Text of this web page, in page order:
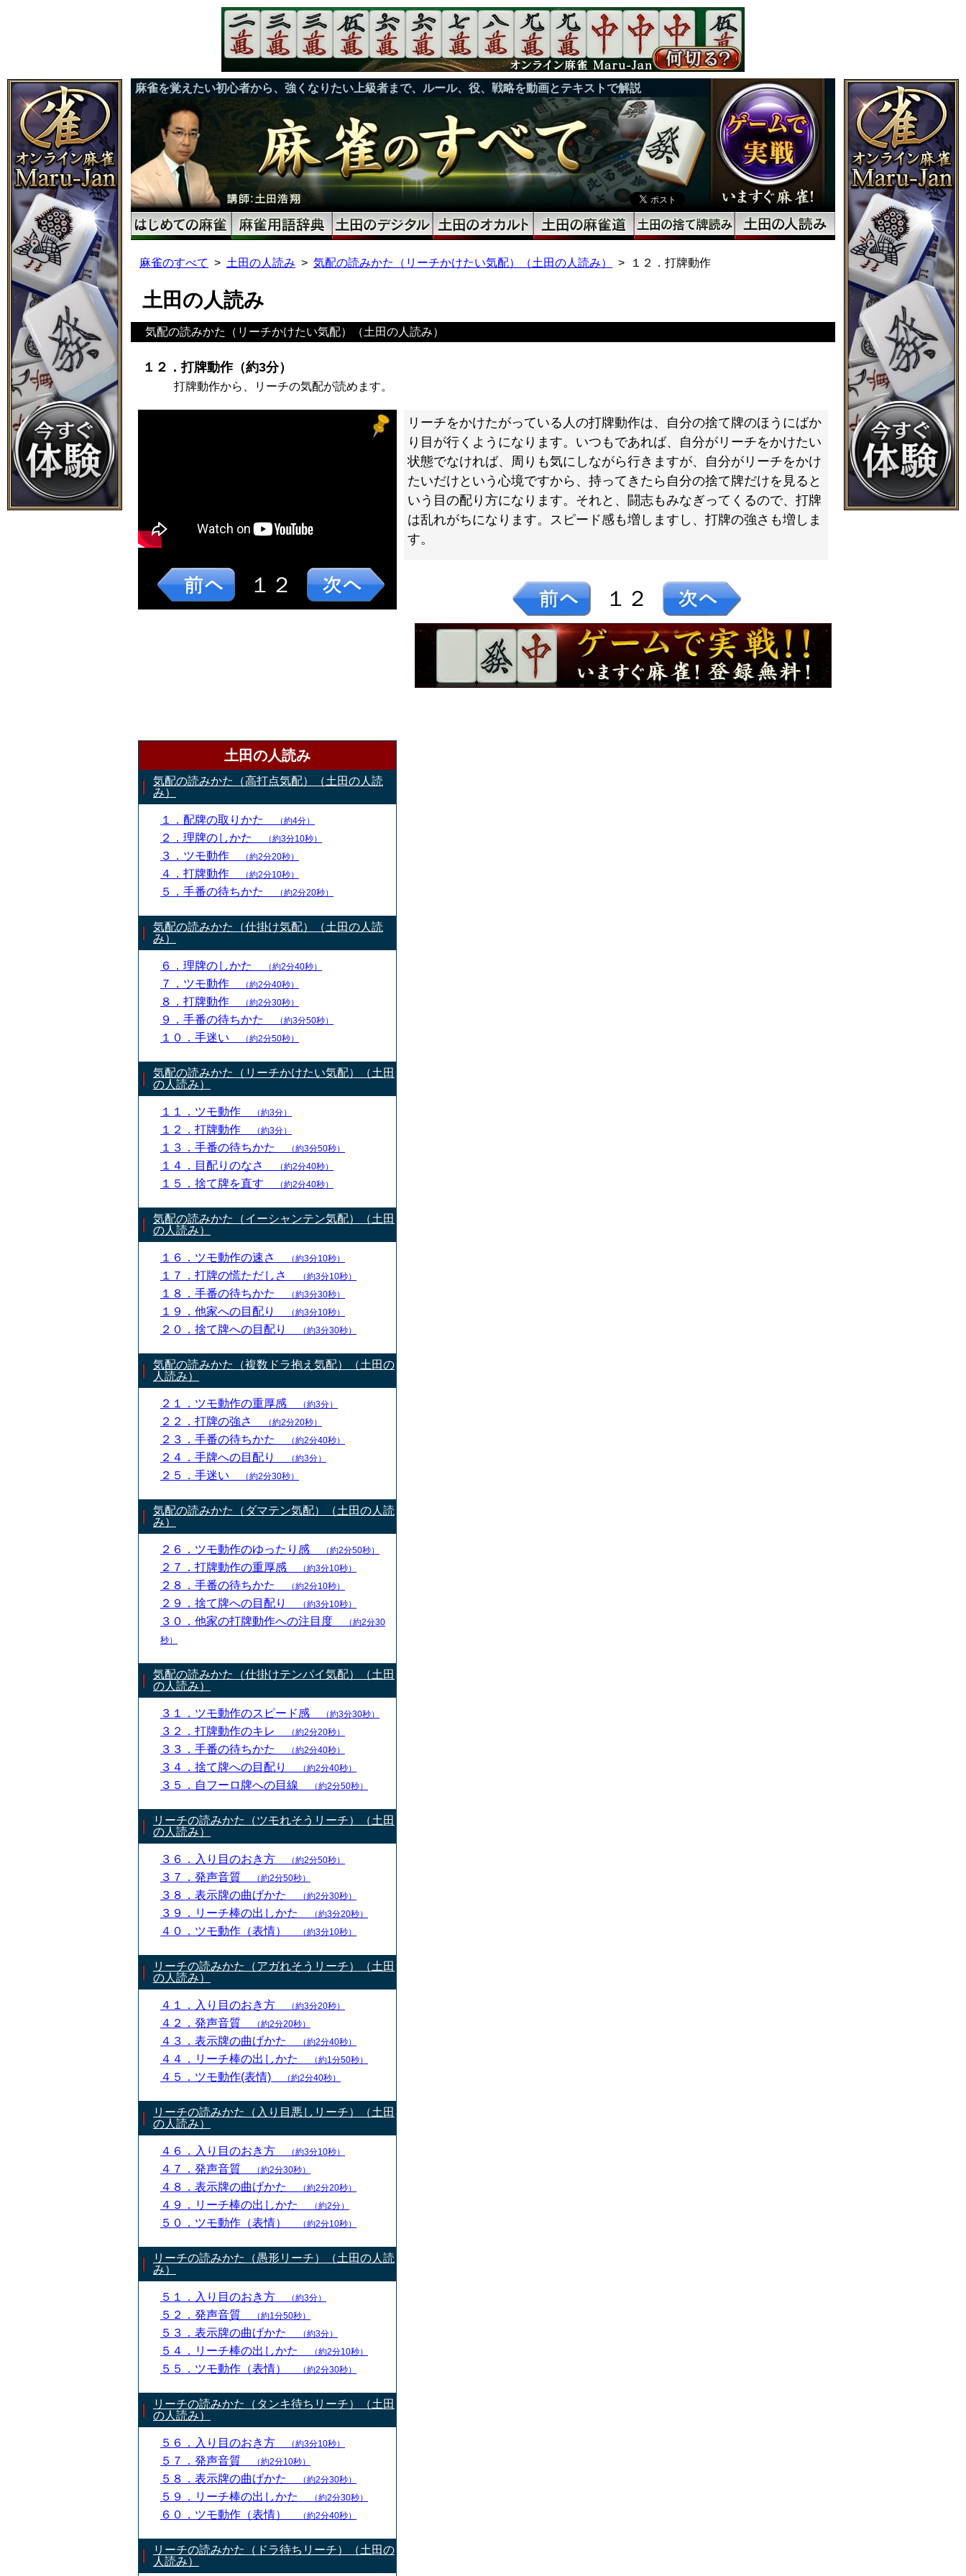
麻雀を覚えたい初心者から、強くなりたい上級者まで、ルール、役、戦略を動画とテキストで解説
麻雀のすべて 土田の人読み 気配の読みかた（リーチかけたい気配）（土田の人読み） １２．打牌動作
土田の人読み
気配の読みかた（リーチかけたい気配）（土田の人読み）
１２．打牌動作（約3分）
打牌動作から、リーチの気配が読めます。
１２
土田の人読み
気配の読みかた（高打点気配）（土田の人読
み）
１．配牌の取りかた （約4分）
２．理牌のしかた （約3分10秒）
３．ツモ動作 （約2分20秒）
４．打牌動作 （約2分10秒）
５．手番の待ちかた （約2分20秒）
気配の読みかた（仕掛け気配）（土田の人読
み）
６．理牌のしかた （約2分40秒）
７．ツモ動作 （約2分40秒）
８．打牌動作 （約2分30秒）
９．手番の待ちかた （約3分50秒）
１０．手迷い （約2分50秒）
気配の読みかた（リーチかけたい気配）（土田
の人読み）
１１．ツモ動作 （約3分）
１２．打牌動作 （約3分）
１３．手番の待ちかた （約3分50秒）
１４．目配りのなさ （約2分40秒）
１５．捨て牌を直す （約2分40秒）
気配の読みかた（イーシャンテン気配）（土田
の人読み）
１６．ツモ動作の速さ （約3分10秒）
１７．打牌の慌ただしさ （約3分10秒）
１８．手番の待ちかた （約3分30秒）
１９．他家への目配り （約3分10秒）
２０．捨て牌への目配り （約3分30秒）
気配の読みかた（複数ドラ抱え気配）（土田の
人読み）
２１．ツモ動作の重厚感 （約3分）
２２．打牌の強さ （約2分20秒）
２３．手番の待ちかた （約2分40秒）
２４．手牌への目配り （約3分）
２５．手迷い （約2分30秒）
気配の読みかた（ダマテン気配）（土田の人読
み）
２６．ツモ動作のゆったり感 （約2分50秒）
２７．打牌動作の重厚感 （約3分10秒）
２８．手番の待ちかた （約2分10秒）
２９．捨て牌への目配り （約3分10秒）
３０．他家の打牌動作への注目度
（約2分30
秒）
気配の読みかた（仕掛けテンパイ気配）（土田
の人読み）
３１．ツモ動作のスピード感 （約3分30秒）
３２．打牌動作のキレ （約2分20秒）
３３．手番の待ちかた （約2分40秒）
３４．捨て牌への目配り （約2分40秒）
３５．自フーロ牌への目線 （約2分50秒）
リーチの読みかた（ツモれそうリーチ）（土田
の人読み）
３６．入り目のおき方 （約2分50秒）
３７．発声音質 （約2分50秒）
３８．表示牌の曲げかた （約2分30秒）
３９．リーチ棒の出しかた （約3分20秒）
４０．ツモ動作（表情） （約3分10秒）
リーチの読みかた（アガれそうリーチ）（土田
の人読み）
４１．入り目のおき方 （約3分20秒）
４２．発声音質 （約2分20秒）
４３．表示牌の曲げかた （約2分40秒）
４４．リーチ棒の出しかた （約1分50秒）
４５．ツモ動作(表情) （約2分40秒）
リーチの読みかた（入り目悪しリーチ）（土田
の人読み）
４６．入り目のおき方 （約3分10秒）
４７．発声音質 （約2分30秒）
４８．表示牌の曲げかた （約2分20秒）
４９．リーチ棒の出しかた （約2分）
５０．ツモ動作（表情） （約2分10秒）
リーチの読みかた（愚形リーチ）（土田の人読
み）
５１．入り目のおき方 （約3分）
５２．発声音質 （約1分50秒）
５３．表示牌の曲げかた （約3分）
５４．リーチ棒の出しかた （約2分10秒）
５５．ツモ動作（表情） （約2分30秒）
リーチの読みかた（タンキ待ちリーチ）（土田
の人読み）
５６．入り目のおき方 （約3分10秒）
５７．発声音質 （約2分10秒）
５８．表示牌の曲げかた （約2分30秒）
５９．リーチ棒の出しかた （約2分30秒）
６０．ツモ動作（表情） （約2分40秒）
リーチの読みかた（ドラ待ちリーチ）（土田の
人読み）
リーチをかけたがっている人の打牌動作は、自分の捨て牌のほうにばか
り目が行くようになります。いつもであれば、自分がリーチをかけたい
状態でなければ、周りも気にしながら行きますが、自分がリーチをかけ
たいだけという心境ですから、持ってきたら自分の捨て牌だけを見ると
いう目の配り方になります。それと、闘志もみなぎってくるので、打牌
は乱れがちになります。スピード感も増しますし、打牌の強さも増しま
す。
１２